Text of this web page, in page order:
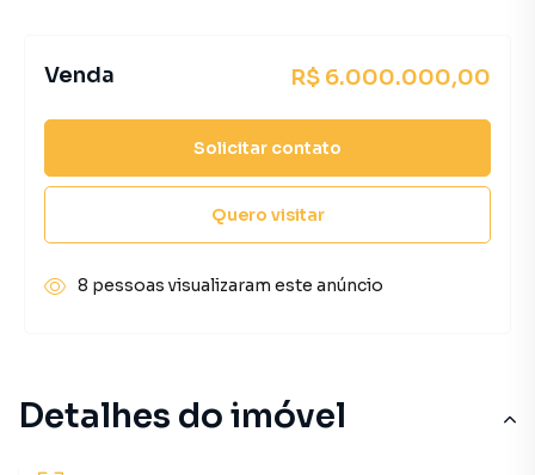
Detalhes do imóvel
Venda R$ 6.000.000,00
Solicitar contato
Quero visitar
8 pessoas visualizaram este anúncio